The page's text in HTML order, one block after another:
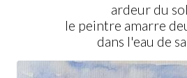
ardeur du
le peintre amarre
dans l'eau de